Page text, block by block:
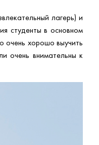
лагерь) и
студенты в основном
очень хорошо выучить
очень внимательны к